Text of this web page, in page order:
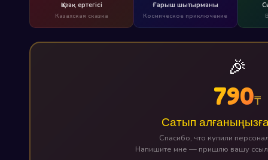
Қазақ ертегісі
Казахская сказка
Ғарыш шытырманы
Космическое приключение
🎉
790₸
Сатып
Спасибо, что купили
Напишите мне — пришлю вашу